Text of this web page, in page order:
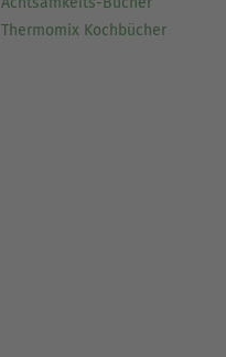
Thermomix Kochbücher